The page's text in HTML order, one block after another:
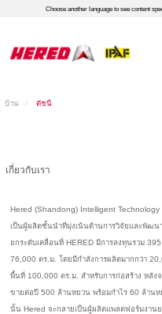
Choose another language to see content
บ้าน ดัชนี
เกี่ยวกับเรา
Hered (Shandong) Intelligent
เป็นผู้ผลิตชั้นนำที่มุ่งเน้นด้านการวิจัยและพัฒน
ยกระดับเคลื่อนที่ HERED มีการลงทุนรวม
76,000 ตร.ม. โดยมีกำลังการผลิตมากกว่า
พื้นที่ 100,000 ตร.ม. สำหรับการก่อสร้าง หลัง
ขายต่อปี 500 ล้านหยวน พร้อมกำไร 60 ล้านห
นั้น Hered จะกลายเป็นผู้ผลิตแพลตฟอร์มงาน